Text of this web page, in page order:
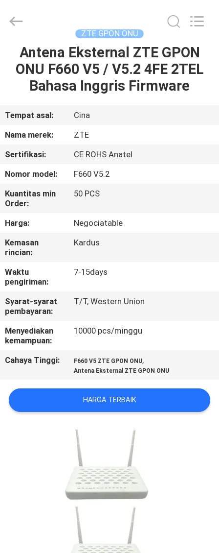
RUMAH
PRODUK
TENTANG
KAMI
TUR
PABRIK
KONTROL
KUALITAS
HUBUNGI
KAMI
PERMINTAAN
SITEMAP
PRIVACY
POLICY
LIMITED.
ZTE GPON ONU
Antena Eksternal ZTE GPON
ONU F660 V5 / V5.2 4FE 2TEL
Bahasa Inggris Firmware
Tempat asal:
Cina
Nama merek:
ZTE
Sertifikasi:
CE ROHS Anatel
Nomor model:
F660 V5.2
Kuantitas min
Order:
50 PCS
Harga:
Negociatable
Kemasan
rincian:
Kardus
Waktu
pengiriman:
7-15days
Syarat-syarat
pembayaran:
T/T, Western Union
Menyediakan
kemampuan:
10000 pcs/minggu
Cahaya Tinggi: F660 V5 ZTE GPON ONU,
Antena Eksternal ZTE GPON ONU
HARGA TERBAIK